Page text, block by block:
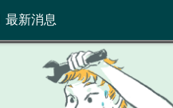
最新消息